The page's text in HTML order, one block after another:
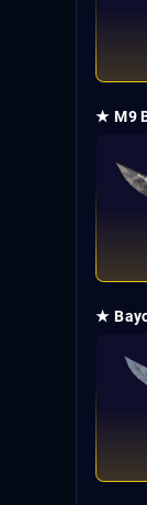
★ M9
★